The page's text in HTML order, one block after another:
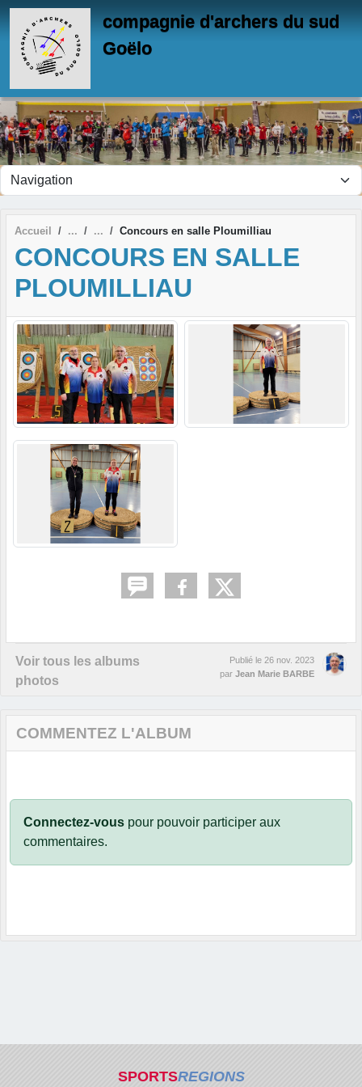
compagnie d'archers du sud
Goëlo
Accueil Concours en salle Ploumilliau
CONCOURS EN SALLE
PLOUMILLIAU
Voir tous les albums
photos
Publié le 26 nov. 2023
par Jean Marie BARBE
COMMENTEZ L'ALBUM
Connectez-vous pour pouvoir participer aux
commentaires.
SPORTSREGIONS
Panneau de gestion des cookies